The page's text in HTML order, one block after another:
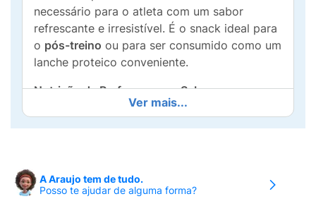
necessário para o atleta com um sabor
refrescante e irresistível. É o snack ideal para
o pós-treino ou para ser consumido como um
lanche proteico conveniente.
Nutrição de Performance e Sabor:
15g de Proteína:Fornece um excelente
Fórmula Completa:
BCAA(Aminoácidos de Cadeia Ramificada)
Ver mais...
A Araujo tem de tudo.
Posso te ajudar de alguma forma?